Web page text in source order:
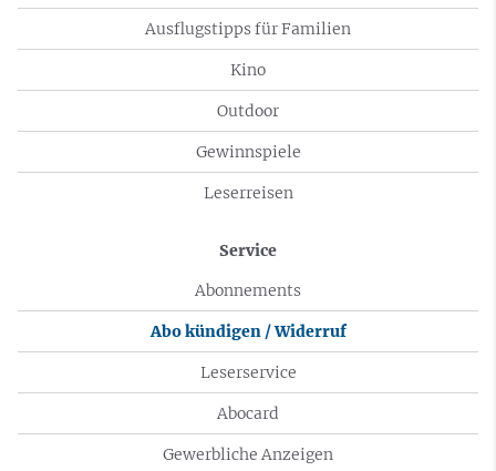
Ausflugstipps für Familien
Kino
Outdoor
Gewinnspiele
Leserreisen
Service
Abonnements
Abo kündigen / Widerruf
Leserservice
Abocard
Gewerbliche Anzeigen